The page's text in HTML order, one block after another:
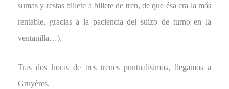
sumas y restas billete a billete de tren, de que ésa era la más
rentable, gracias a la paciencia del suizo de turno en la
ventanilla…).
Tras dos horas de tres trenes puntualísimos, llegamos a
Gruyères.